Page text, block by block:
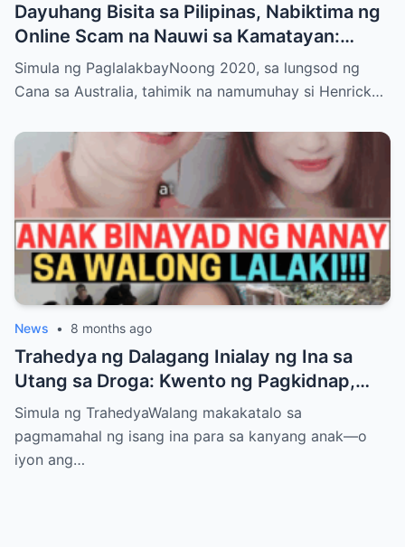
Dayuhang Bisita sa Pilipinas, Nabiktima ng
Online Scam na Nauwi sa Kamatayan:
Kwento ng Pagkakanulo at Trahedya
Simula ng PaglalakbayNoong 2020, sa lungsod ng
Cana sa Australia, tahimik na namumuhay si Henrick…
News • 8 months ago
Trahedya ng Dalagang Inialay ng Ina sa
Utang sa Droga: Kwento ng Pagkidnap,
Pananamantala, at Pagpatay kay Camille
Simula ng TrahedyaWalang makakatalo sa
pagmamahal ng isang ina para sa kanyang anak—o
iyon ang…